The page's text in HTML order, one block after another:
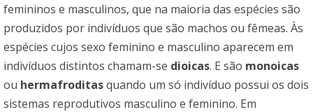
femininos e masculinos, que na maioria das espécies são
produzidos por indivíduos que são machos ou fêmeas. Às
espécies cujos sexo feminino e masculino aparecem em
indivíduos distintos chamam-se dioicas. E são monoicas
ou hermafroditasquando um só indivíduo possui os dois
sistemas reprodutivos masculino e feminino. Em